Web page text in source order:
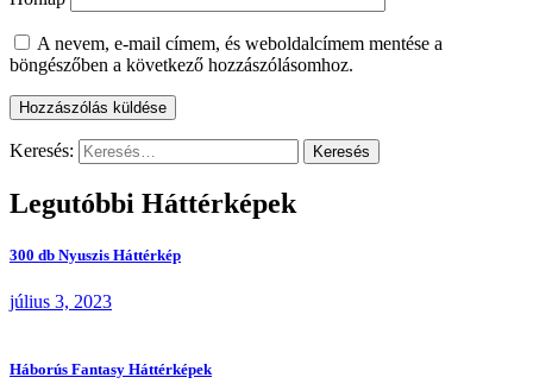
A nevem, e-mail címem, és weboldalcímem mentése a
böngészőben a következő hozzászólásomhoz.
Keresés:
Legutóbbi Háttérképek
300 db Nyuszis Háttérkép
július 3, 2023
Háborús Fantasy Háttérképek